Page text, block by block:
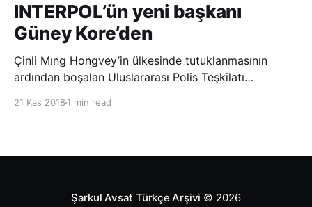
INTERPOL’ün yeni başkanı
Güney Kore’den
Çinli Mıng Hongvey’in ülkesinde tutuklanmasının
ardından boşalan Uluslararası Polis Teşkilatı
21 Kas 2018 1 min read
Şarkul Avsat Türkçe Arşivi © 2026